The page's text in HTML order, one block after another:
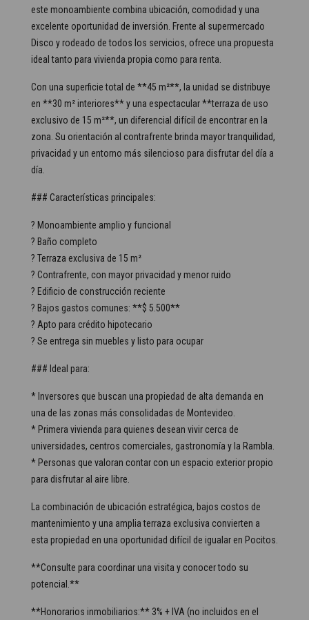
este monoambiente combina ubicación, comodidad y una
excelente oportunidad de inversión. Frente al supermercado
Disco y rodeado de todos los servicios, ofrece una propuesta
ideal tanto para vivienda propia como para renta.
Con una superficie total de **45 m²**, la unidad se distribuye
en **30 m² interiores** y una espectacular **terraza de uso
exclusivo de 15 m²**, un diferencial difícil de encontrar en la
zona. Su orientación al contrafrente brinda mayor tranquilidad,
privacidad y un entorno más silencioso para disfrutar del día a
día.
### Características principales:
? Monoambiente amplio y funcional
? Baño completo
? Terraza exclusiva de 15 m²
? Contrafrente, con mayor privacidad y menor ruido
? Edificio de construcción reciente
? Bajos gastos comunes: **$ 5.500**
? Apto para crédito hipotecario
? Se entrega sin muebles y listo para ocupar
### Ideal para:
* Inversores que buscan una propiedad de alta demanda en
una de las zonas más consolidadas de Montevideo.
* Primera vivienda para quienes desean vivir cerca de
universidades, centros comerciales, gastronomía y la Rambla.
* Personas que valoran contar con un espacio exterior propio
para disfrutar al aire libre.
La combinación de ubicación estratégica, bajos costos de
mantenimiento y una amplia terraza exclusiva convierten a
esta propiedad en una oportunidad difícil de igualar en Pocitos.
**Consulte para coordinar una visita y conocer todo su
potencial.**
**Honorarios inmobiliarios:** 3% + IVA (no incluidos en el